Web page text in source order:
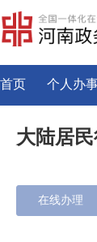
首页 个人办
大陆居
在线办理